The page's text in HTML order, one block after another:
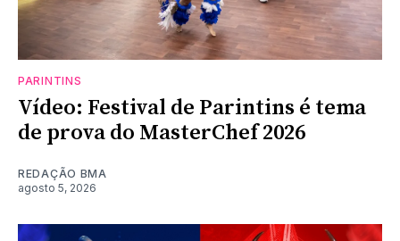
PARINTINS
Vídeo: Festival de Parintins é tema
de prova do MasterChef 2026
REDAÇÃO BMA
agosto 5, 2026